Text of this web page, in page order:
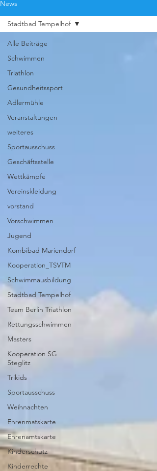
News
Alle Beiträge
Schwimmen
Triathlon
Gesundheitssport
Adlermühle
Veranstaltungen
weiteres
Sportausschuss
Geschäftsstelle
Wettkämpfe
Vereinskleidung
vorstand
Vorschwimmen
Jugend
Kombibad Mariendorf
Kooperation_TSVTM
Schwimmausbildung
Stadtbad Tempelhof
Team Berlin Triathlon
Rettungsschwimmen
Masters
Kooperation SG
Steglitz
Trikids
Sportausschuss
Weihnachten
Ehrenmatskarte
Ehrenamtskarte
Kinderschutz
Kinderrechte
Stadtbad Tempelhof